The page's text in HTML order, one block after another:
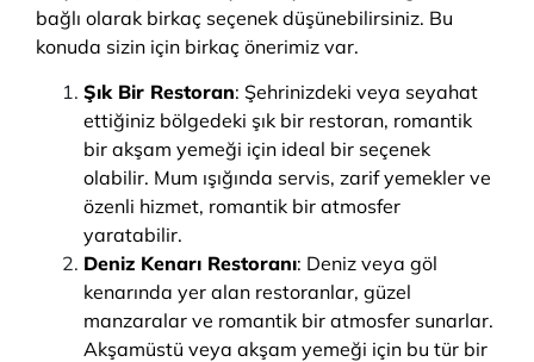
bağlı olarak birkaç seçenek düşünebilirsiniz. Bu
konuda sizin için birkaç önerimiz var.
Şık Bir Restoran: Şehrinizdeki veya seyahat
ettiğiniz bölgedeki şık bir restoran, romantik
bir akşam yemeği için ideal bir seçenek
olabilir. Mum ışığında servis, zarif yemekler ve
özenli hizmet, romantik bir atmosfer
yaratabilir.
Deniz Kenarı Restoranı: Deniz veya göl
kenarında yer alan restoranlar, güzel
manzaralar ve romantik bir atmosfer sunarlar.
Akşamüstü veya akşam yemeği için bu tür bir